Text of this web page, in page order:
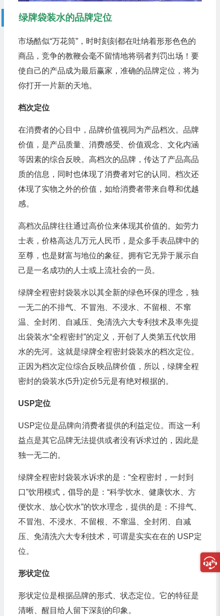
绿牌袋装水的品牌定位
市场酷似“万花筒”，时时刻刻都在吐纳着形形色色的
商品，竞争的教鞭会毫不留情地将弱者判罚出场！要
使自己的产品成为最后赢家，准确的品牌定位，将为
你打开一片新的天地。
档次定位
在消费者的心目中，品牌价值视同为产品档次。品牌
价值，是产品质量、消费感受、价值观念、文化内涵
等因素的综合反映。高档次的品牌，传达了产品高品
质的信息，同时也体现了消费者对它的认同。档次还
体现了实物之外的价值，如给消费者带来自尊和优越
感。
高档次品牌往往通过高价位来体现其价值的。如劳力
士表，价格高达几万元人民币，是众多手表品牌中的
至尊，也是财富与地位的象征。拥有它无异于展示自
己是一名成功的人士或上流社会的一员。
绿牌全程密封袋装水以其全新的绿色环保的理念，独
一无二的不排气、不冒泡、不浸水、不留根、不窜
温、全封闭、自减压、免清洗六大专利技术及率先提
出袋装水“全程密封”的定义，开创了人类第五代饮用
水的先河。这就是绿牌全程密封袋装水的档次定位。
正因为档次定位综合反映品牌价值，所以，绿牌全程
密封的袋装水(5升)定价5元是有绝对根据的。
USP定位
USP定位是品牌向消费者提供的利益定位。而这一利
益点是其它品牌无法提供或者没有诉求过的，因此是
独一无二的。
绿牌全程密封袋装水诉求的是：“全程密封，一封到
口”饮用模式，倡导的是：“科学饮水、健康饮水、方
便饮水、放心饮水”的饮水理念，提供的是：不排气、
不冒泡、不浸水、不留根、不窜温、全封闭、自减
压、免清洗六大专利技术，可谓是实实在在的 USP定
位。
形状定位
形状定位是根据品牌的形式、状态定位。它的特征是
清晰、醒目给人留下深刻的印象。